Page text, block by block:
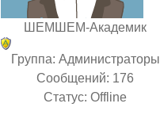
ШЕМШЕМ-Академик
Группа: Администраторы
Сообщений: 176
Статус: Offline